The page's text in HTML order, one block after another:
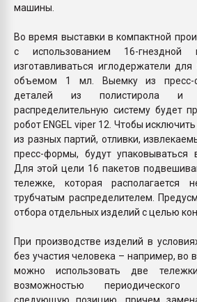
машины.
Во время выставки в компактной
с использованием 16-гнездной
изготавливаться иглодержатели
объемом 1 мл. Выемку из пресс-
деталей из полистирола
распределительную систему будет
робот ENGEL viper 12. Чтобы
из разных партий, отливки,
пресс-формы, будут упаковываться
Для этой цели 16 пакетов
тележке, которая располагается
трубчатым распределителем.
отбора отдельных изделий с целью
При производстве изделий в
без участия человека – например, во
можно использовать две
возможностью
следующую позицию, причем